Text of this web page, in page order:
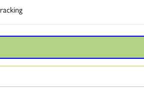
en gebruik van de website worden anoniem
en wordt gebruikt om
slaat Google gegevens op om